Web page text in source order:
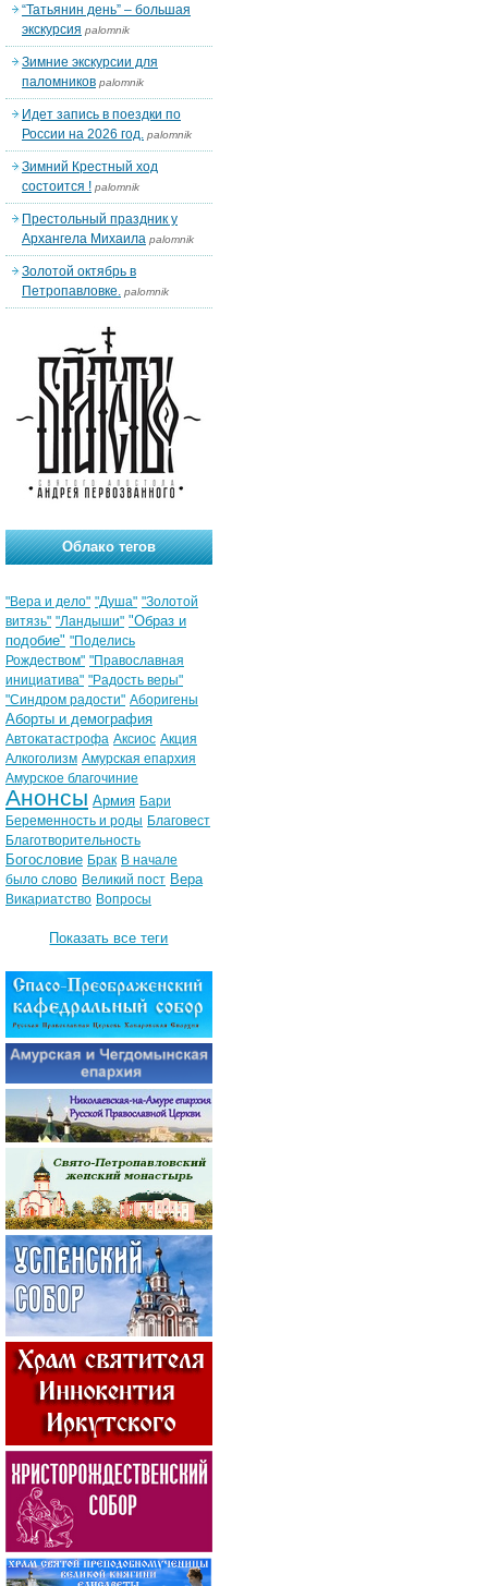
“Татьянин день” – большая
экскурсия palomnik
Зимние экскурсии для
паломников palomnik
Идет запись в поездки по
России на 2026 год. palomnik
Зимний Крестный ход
состоится ! palomnik
Престольный праздник у
Архангела Михаила palomnik
Золотой октябрь в
Петропавловке. palomnik
Облако тегов
"Вера и дело" "Душа" "Золотой
витязь" "Ландыши" "Образ и
подобие" "Поделись
Рождеством" "Православная
инициатива" "Радость веры"
"Синдром радости" Аборигены
Аборты и демография
Автокатастрофа Аксиос Акция
Алкоголизм Амурская епархия
Амурское благочиние
Анонсы Армия Бари
Беременность и роды Благовест
Благотворительность
Богословие Брак В начале
было слово Великий пост Вера
Викариатство Вопросы
Показать все теги